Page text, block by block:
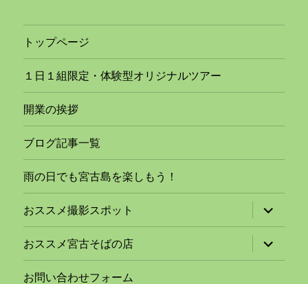
トップページ
１日１組限定・体験型オリジナルツアー
開業の挨拶
ブログ記事一覧
雨の日でも宮古島を楽しもう！
おススメ撮影スポット
ブ
メ
ニ
ュ
ー
おススメ宮古そばの店
ブ
メ
お問い合わせフォーム